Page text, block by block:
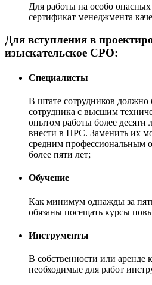
Для работы на особо
сертификат менеджмента
Для вступления в
изыскательское СРО:
Специалисты
В штате сотрудников
сотрудника с высшим
опытом работы более десяти
внести в НРС. Заменить их
средним профессиональным
более пяти лет;
Обучение
Как минимум однажды за
обязаны посещать курсы
Инструменты
В собственности или
необходимые для работ